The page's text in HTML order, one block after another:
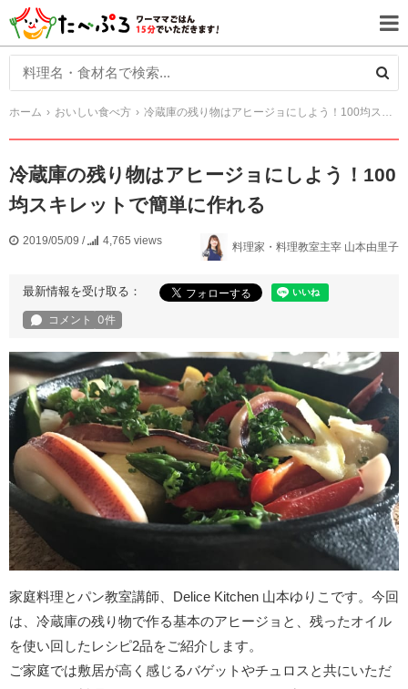
ホーム おいしい食べ方 冷蔵庫の残り物はアヒージョにしよう！100均スキレットで簡単に作れる
冷蔵庫の残り物はアヒージョにしよう！100
均スキレットで簡単に作れる
2019/05/09 / 4,765 views 料理家・料理教室主宰 山本由里子
最新情報を受け取る：
家庭料理とパン教室講師、Delice Kitchen 山本ゆりこです。今回
は、冷蔵庫の残り物で作る基本のアヒージョと、残ったオイル
を使い回したレシピ2品をご紹介します。
ご家庭では敷居が高く感じるバゲットやチュロスと共にいただ